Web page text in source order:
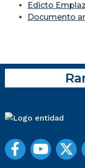
Edicto
Documento